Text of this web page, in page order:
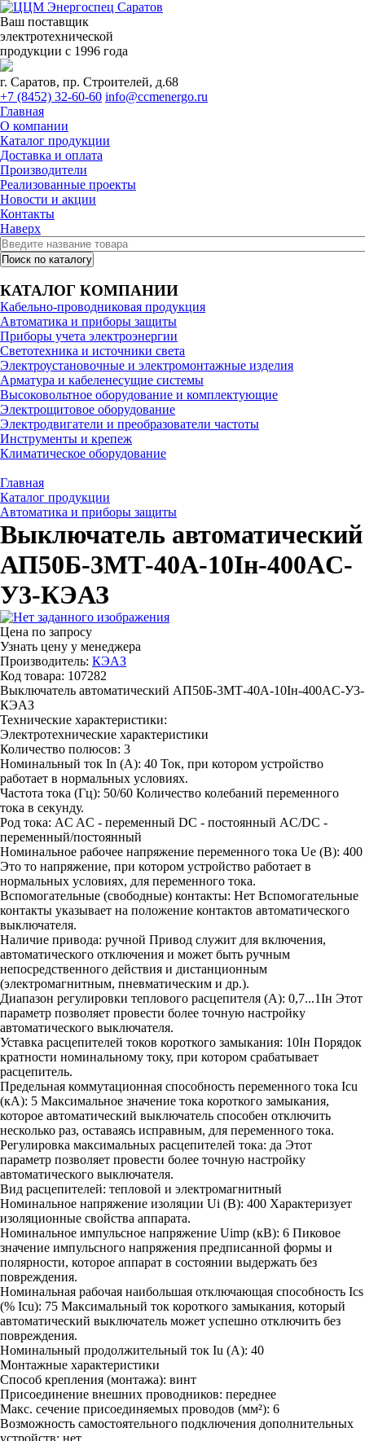
Ваш поставщик
электротехнической
продукции с 1996 года
г. Саратов, пр. Строителей, д.68
+7 (8452) 32-60-60 info@ccmenergo.ru
Главная
О компании
Каталог продукции
Доставка и оплата
Производители
Реализованные проекты
Новости и акции
Контакты
Наверх
КАТАЛОГ КОМПАНИИ
Кабельно-проводниковая продукция
Автоматика и приборы защиты
Приборы учета электроэнергии
Светотехника и источники света
Электроустановочные и электромонтажные изделия
Арматура и кабеленесущие системы
Высоковольтное оборудование и комплектующие
Электрощитовое оборудование
Электродвигатели и преобразователи частоты
Инструменты и крепеж
Климатическое оборудование
Главная
Каталог продукции
Автоматика и приборы защиты
Выключатель автоматический
АП50Б-3МТ-40А-10Iн-400AC-
У3-КЭАЗ
Цена по запросу
Узнать цену у менеджера
Производитель: КЭАЗ
Код товара: 107282
Выключатель автоматический АП50Б-3МТ-40А-10Iн-400AC-У3-
КЭАЗ
Технические характеристики:
Электротехнические характеристики
Количество полюсов: 3
Номинальный ток In (А): 40 Ток, при котором устройство
работает в нормальных условиях.
Частота тока (Гц): 50/60 Количество колебаний переменного
тока в секунду.
Род тока: AC AC - переменный DC - постоянный AC/DC -
переменный/постоянный
Номинальное рабочее напряжение переменного тока Ue (В): 400
Это то напряжение, при котором устройство работает в
нормальных условиях, для переменного тока.
Вспомогательные (свободные) контакты: Нет Вспомогательные
контакты указывает на положение контактов автоматического
выключателя.
Наличие привода: ручной Привод служит для включения,
автоматического отключения и может быть ручным
непосредственного действия и дистанционным
(электромагнитным, пневматическим и др.).
Диапазон регулировки теплового расцепителя (А): 0,7...1Iн Этот
параметр позволяет провести более точную настройку
автоматического выключателя.
Уставка расцепителей токов короткого замыкания: 10Iн Порядок
кратности номинальному току, при котором срабатывает
расцепитель.
Предельная коммутационная способность переменного тока Icu
(кА): 5 Максимальное значение тока короткого замыкания,
которое автоматический выключатель способен отключить
несколько раз, оставаясь исправным, для переменного тока.
Регулировка максимальных расцепителей тока: да Этот
параметр позволяет провести более точную настройку
автоматического выключателя.
Вид расцепителей: тепловой и электромагнитный
Номинальное напряжение изоляции Ui (В): 400 Характеризует
изоляционные свойства аппарата.
Номинальное импульсное напряжение Uimp (кВ): 6 Пиковое
значение импульсного напряжения предписанной формы и
полярности, которое аппарат в состоянии выдержать без
повреждения.
Номинальная рабочая наибольшая отключающая способность Ics
(% Icu): 75 Максимальный ток короткого замыкания, который
автоматический выключатель может успешно отключить без
повреждения.
Номинальный продолжительный ток Iu (А): 40
Монтажные характеристики
Способ крепления (монтажа): винт
Присоединение внешних проводников: переднее
Макс. сечение присоединяемых проводов (мм²): 6
Возможность самостоятельного подключения дополнительных
устройств: нет